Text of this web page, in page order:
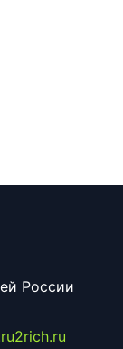
России
2rich.ru